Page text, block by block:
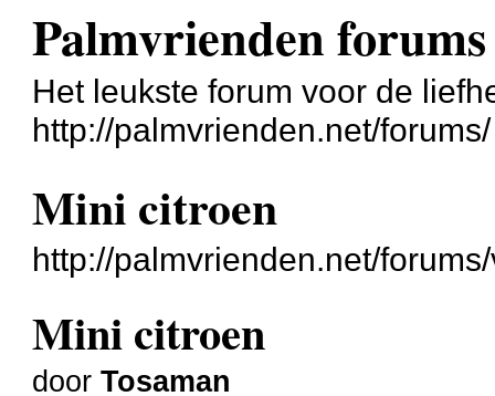
Palmvrienden forums
Het leukste forum voor de
http://palmvrienden.net/forums/
Mini citroen
http://palmvrienden.net/
Mini citroen
doorTosaman